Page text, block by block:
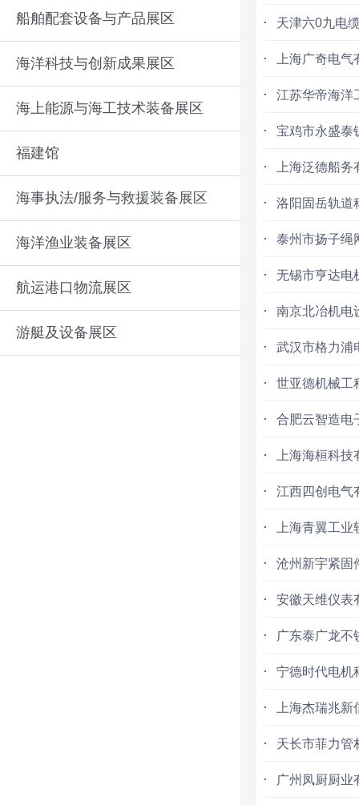
船舶配套设备与产品展区
海洋科技与创新成果展区
海上能源与海工技术装备展区
福建馆
海事执法/服务与救援装备展区
海洋渔业装备展区
航运港口物流展区
游艇及设备展区
天津六0九电
上海广奇电
江苏华帝海洋
宝鸡市永盛泰
上海泛德船
洛阳固岳轨道
泰州市扬子绳
无锡市亨达电
南京北冶机电
武汉市格力浦
世亚德机械工
合肥云智造电
上海海桓科
江西四创电气
上海青翼工
沧州新宇紧固
安徽天维仪表
广东泰广龙不
宁德时代电机
上海杰瑞兆
天长市菲力管
广州凤厨厨业